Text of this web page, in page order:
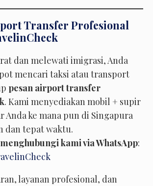
Transfer Profesional
dan melewati imigrasi, Anda
mencari taksi atau transport
pesan airport transfer
. Kami menyediakan mobil + supir
Anda ke mana pun di Singapura
dan tepat waktu.
menghubungi kami via WhatsApp:
layanan profesional, dan